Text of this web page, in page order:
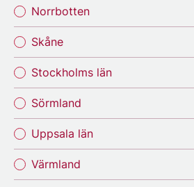
Norrbotten
Skåne
Stockholms län
Sörmland
Uppsala län
Värmland